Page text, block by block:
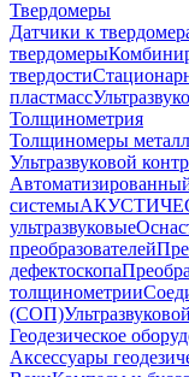
Твердомеры
Датчики к
твердомеры
твердости
пластмасс
Толщинометрия
Толщиномеры
Ультразвуковой
системы
ультразвуковые
преобразователей
дефектоскопа
толщинометрии
(СОП)
Геодезическое
Аксессуары